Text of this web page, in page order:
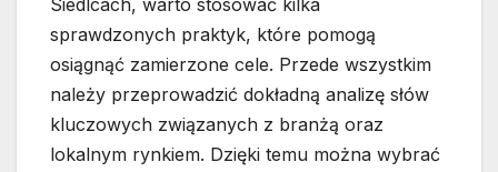
Siedlcach, warto stosować kilka
sprawdzonych praktyk, które pomogą
osiągnąć zamierzone cele. Przede wszystkim
należy przeprowadzić dokładną analizę słów
kluczowych związanych z branżą oraz
lokalnym rynkiem. Dzięki temu można wybrać